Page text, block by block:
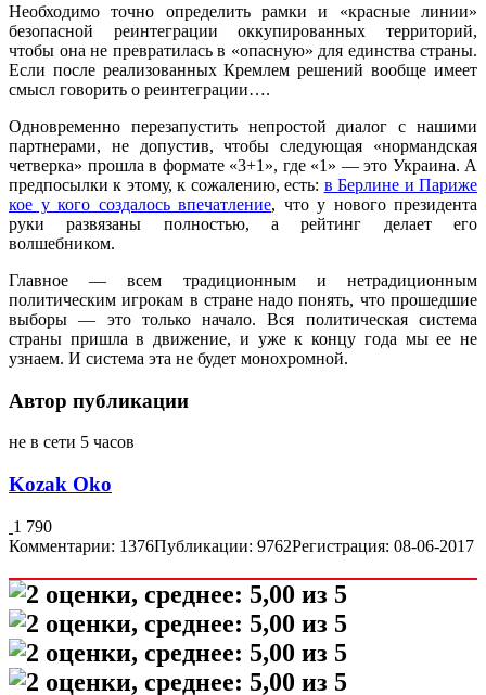
Необходимо точно определить рамки и «красные линии»
безопасной реинтеграции оккупированных территорий,
чтобы она не превратилась в «опасную» для единства страны.
Если после реализованных Кремлем решений вообще имеет
смысл говорить о реинтеграции….
Одновременно перезапустить непростой диалог с нашими
партнерами, не допустив, чтобы следующая «нормандская
четверка» прошла в формате «3+1», где «1» — это Украина. А
предпосылки к этому, к сожалению, есть: в Берлине и Париже
кое у кого создалось впечатление, что у нового президента
руки развязаны полностью, а рейтинг делает его
волшебником.
Главное — всем традиционным и нетрадиционным
политическим игрокам в стране надо понять, что прошедшие
выборы — это только начало. Вся политическая система
страны пришла в движение, и уже к концу года мы ее не
узнаем. И система эта не будет монохромной.
Автор публикации
не в сети 5 часов
Kozak Oko
1 790
Комментарии: 1376Публикации: 9762Регистрация: 08-06-2017